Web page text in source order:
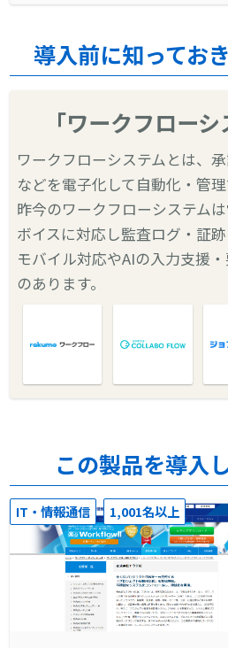
導入前に知ってお
「ワークフロー
ワークフローシステムとは、
などを電子化して自動化・管理
昨今のワークフローシステム
ボイスに対応し監査ログ・証跡
モバイル対応やAIの入力支援
のあります。
この製品を導入
IT・情報通信 1,001名以上